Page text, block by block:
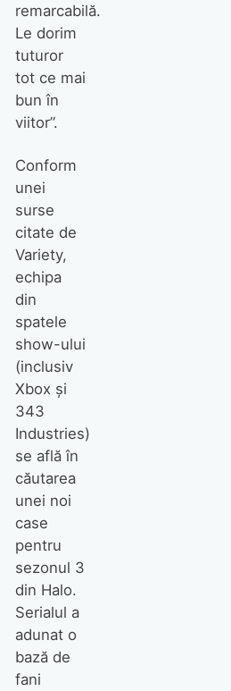
remarcabilă.
Le dorim
tuturor
tot ce mai
bun în
viitor”.
Conform
unei
surse
citate de
Variety,
echipa
din
spatele
show-ului
(inclusiv
Xbox și
343
Industries)
se află în
căutarea
unei noi
case
pentru
sezonul 3
din Halo.
Serialul a
adunat o
bază de
fani